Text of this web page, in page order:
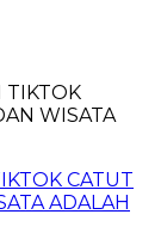
CATUT
ADALAH